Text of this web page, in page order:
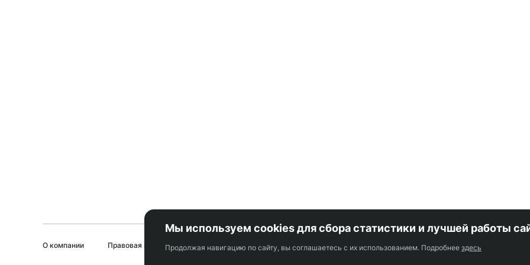
О компании Правовая информация Юридическим лицам
Мы используем cookies для сбора статистики и лучшей работы
Продолжая навигацию по сайту, вы соглашаетесь с их использованием. Подробнее здесь